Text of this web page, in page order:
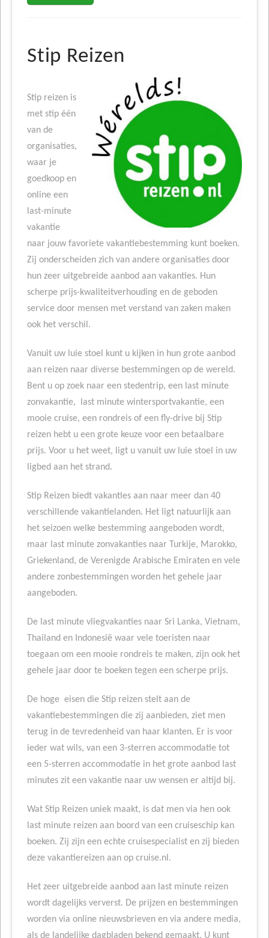
Stip Reizen
Stip reizen is
met stip één
van de
organisaties,
waar je
goedkoop en
online een
last-minute
vakantie
naar jouw favoriete vakantiebestemming kunt boeken.
Zij onderscheiden zich van andere organisaties door
hun zeer uitgebreide aanbod aan vakanties. Hun
scherpe prijs-kwaliteitverhouding en de geboden
service door mensen met verstand van zaken maken
ook het verschil.
Vanuit uw luie stoel kunt u kijken in hun grote aanbod
aan reizen naar diverse bestemmingen op de wereld.
Bent u op zoek naar een stedentrip, een last minute
zonvakantie, last minute wintersportvakantie, een
mooie cruise, een rondreis of een fly-drive bij Stip
reizen hebt u een grote keuze voor een betaalbare
prijs. Voor u het weet, ligt u vanuit uw luie stoel in uw
ligbed aan het strand.
Stip Reizen biedt vakanties aan naar meer dan 40
verschillende vakantielanden. Het ligt natuurlijk aan
het seizoen welke bestemming aangeboden wordt,
maar last minute zonvakanties naar Turkije, Marokko,
Griekenland, de Verenigde Arabische Emiraten en vele
andere zonbestemmingen worden het gehele jaar
aangeboden.
De last minute vliegvakanties naar Sri Lanka, Vietnam,
Thailand en Indonesië waar vele toeristen naar
toegaan om een mooie rondreis te maken, zijn ook het
gehele jaar door te boeken tegen een scherpe prijs.
De hoge eisen die Stip reizen stelt aan de
vakantiebestemmingen die zij aanbieden, ziet men
terug in de tevredenheid van haar klanten. Er is voor
ieder wat wils, van een 3-sterren accommodatie tot
een 5-sterren accommodatie in het grote aanbod last
minutes zit een vakantie naar uw wensen er altijd bij.
Wat Stip Reizen uniek maakt, is dat men via hen ook
last minute reizen aan boord van een cruiseschip kan
boeken. Zij zijn een echte cruisespecialist en zij bieden
deze vakantiereizen aan op cruise.nl.
Het zeer uitgebreide aanbod aan last minute reizen
wordt dagelijks ververst. De prijzen en bestemmingen
worden via online nieuwsbrieven en via andere media,
als de landelijke dagbladen bekend gemaakt. U kunt